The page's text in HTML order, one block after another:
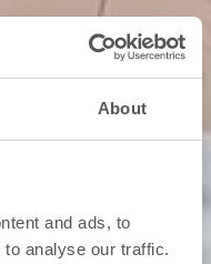
About
and ads, to
analyse our traffic.